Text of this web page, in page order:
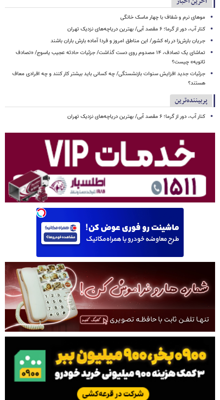
موهای نرم و شفاف با چهار ماسک خانگی
کنار آب، دور از گرما؛ ۶ مقصد آبی/ بهترین دریاچه‌های نزدیک تهران
جریان بارش‌زا در راه کشور/ این مناطق امروز و فردا آماده بارش باران باشند
تماشای یک تصادف، ۱۴ مصدوم روی دست گذاشت/ جزئیات حادثه عجیب یاسوج/ «تصادف
ثانویه» چیست؟
جزئیات جدید افزایش سنوات بازنشستگی/ چه کسانی باید بیشتر کار کنند و چه افرادی معاف
هستند؟
پربیننده‌ترین
کنار آب، دور از گرما؛ ۶ مقصد آبی/ بهترین دریاچه‌های نزدیک تهران